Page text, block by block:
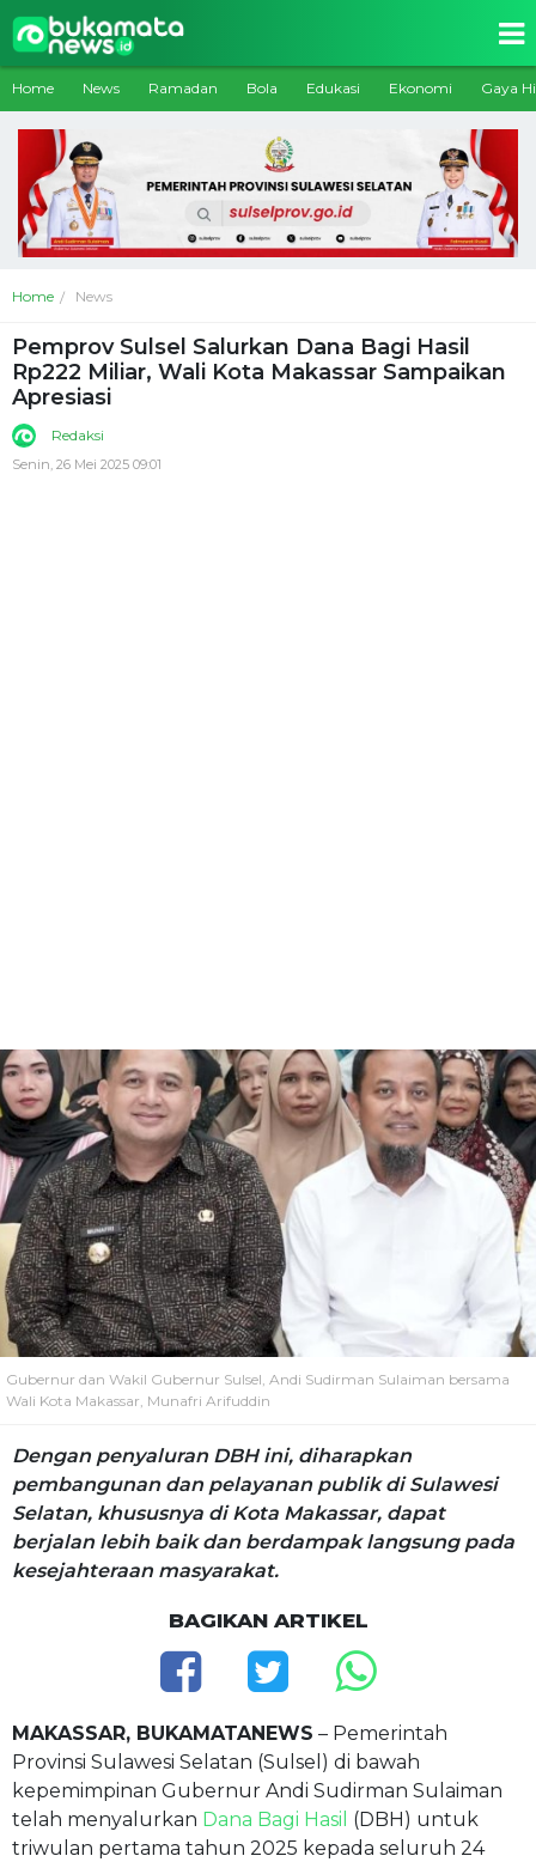
Home News Ramadan Bola Edukasi Ekonomi Gaya
Home News
Pemprov Sulsel Salurkan Dana Bagi Hasil
Rp222 Miliar, Wali Kota Makassar Sampaikan
Apresiasi
Redaksi
Senin, 26 Mei 2025 09:01
Gubernur dan Wakil Gubernur Sulsel, Andi Sudirman Sulaiman bersama
Wali Kota Makassar, Munafri Arifuddin
Dengan penyaluran DBH ini, diharapkan
pembangunan dan pelayanan publik di Sulawesi
Selatan, khususnya di Kota Makassar, dapat
berjalan lebih baik dan berdampak langsung pada
kesejahteraan masyarakat.
BAGIKAN ARTIKEL
MAKASSAR, BUKAMATANEWS – Pemerintah
Provinsi Sulawesi Selatan (Sulsel) di bawah
kepemimpinan Gubernur Andi Sudirman Sulaiman
telah menyalurkan Dana Bagi Hasil (DBH) untuk
triwulan pertama tahun 2025 kepada seluruh 24